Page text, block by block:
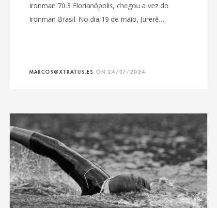
Ironman 70.3 Florianópolis, chegou a vez do
Ironman Brasil. No dia 19 de maio, Jurerê…
MARCOS@XTRATUS.ES ON 24/07/2024